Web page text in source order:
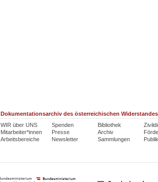
Dokumentationsarchiv des österreichischen Widerstandes
WIR über UNS
Mitarbeiter*innen
Arbeitsbereiche
Spenden
Presse
Newsletter
Bibliothek
Archiv
Sammlungen